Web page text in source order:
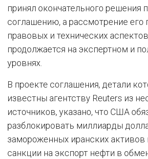
принял окончательного решения
соглашению, а рассмотрение его
правовых и технических
продолжается на экспертном и
уровнях.
В проекте соглашения, детали
известны агентству Reuters из
источников, указано, что США
разблокировать миллиарды
замороженных иранских активов
санкции на экспорт нефти в